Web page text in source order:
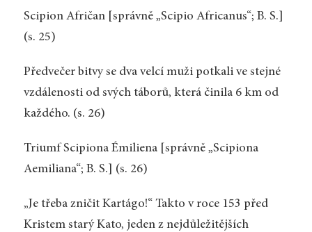
Scipion Afričan [správně „Scipio Africanus“; B. S.]
(s. 25)
Předvečer bitvy se dva velcí muži potkali ve stejné
vzdálenosti od svých táborů, která činila 6 km od
každého. (s. 26)
Triumf Scipiona Émiliena [správně „Scipiona
Aemiliana“; B. S.] (s. 26)
„Je třeba zničit Kartágo!“ Takto v roce 153 před
Kristem starý Kato, jeden z nejdůležitějších